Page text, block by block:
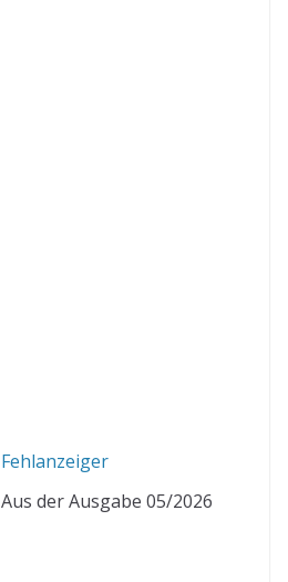
Fehlanzeiger
Aus der Ausgabe 05/2026